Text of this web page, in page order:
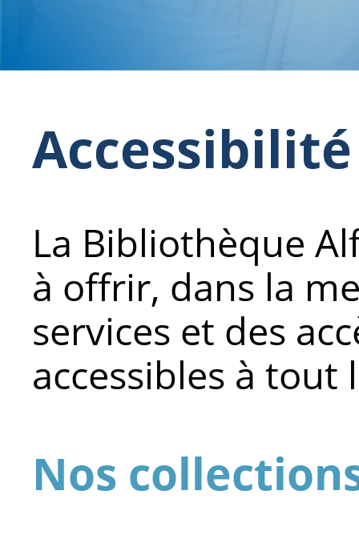
Accessibilité
La Bibliothèque
à offrir, dans la
services et des
accessibles à tout
Nos